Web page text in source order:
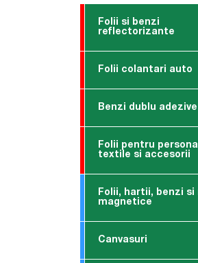
Folii si benzi
reflectorizante
Folii colantari auto
Benzi dublu adezive
Folii pentru
textile si accesorii
Folii, hartii, benzi si
magnetice
Canvasuri